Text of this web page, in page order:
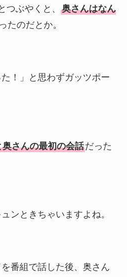
つぶやくと、 奥さんはなん
たのだとか。
！」と思わずガッツポー
さんの最初の会話だった
ンときちゃいますよね。
番組で話した後、奥さん